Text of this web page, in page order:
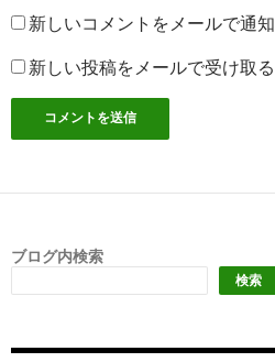
新しいコメントをメールで通知
新しい投稿をメールで受け取る
ブログ内検索
検索